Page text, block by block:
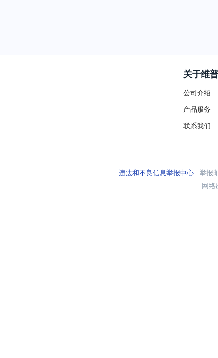
关于维普
公司介绍
产品服务
联系我们
违法和不良信息举报中心举报
网